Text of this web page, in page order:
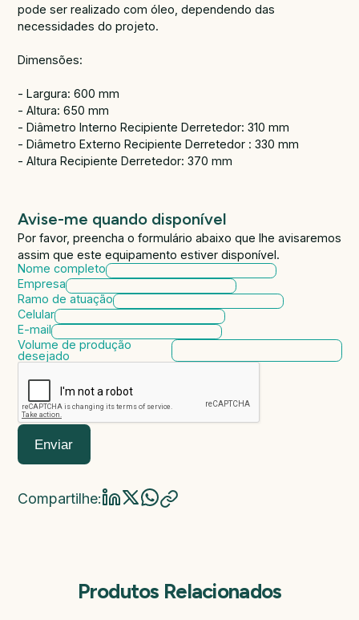
pode ser realizado com óleo, dependendo das
necessidades do projeto.
Dimensões:
- Largura: 600 mm
- Altura: 650 mm
- Diâmetro Interno Recipiente Derretedor: 310 mm
- Diâmetro Externo Recipiente Derretedor : 330 mm
- Altura Recipiente Derretedor: 370 mm
Avise-me quando disponível
Por favor, preencha o formulário abaixo que lhe avisaremos
assim que este equipamento estiver disponível.
Nome completo
Empresa
Ramo de atuação
Celular
E-mail
Volume de produção
desejado
Enviar
Compartilhe:
Produtos Relacionados